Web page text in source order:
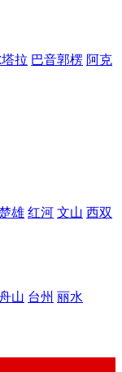
拉 巴音郭楞 阿克
雄 红河 文山 西双
山 台州 丽水